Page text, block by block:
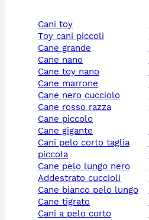
cani toy
toy cani piccoli
cane grande
cane nano
cane toy nano
cane marrone
cane nero cucciolo
cane rosso razza
cane piccolo
cane gigante
cani pelo corto taglia
piccola
cane pelo lungo nero
addestrato cuccioli
cane bianco pelo lungo
cane tigrato
cani a pelo corto